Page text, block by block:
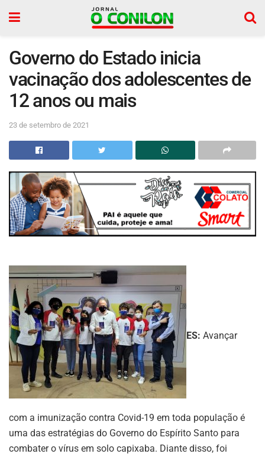
Governo do Estado inicia
vacinação dos adolescentes de
12 anos ou mais
23 de setembro de 2021
ES: Avançar
com a imunização contra Covid-19 em toda população é
uma das estratégias do Governo do Espírito Santo para
combater o vírus em solo capixaba. Diante disso, foi